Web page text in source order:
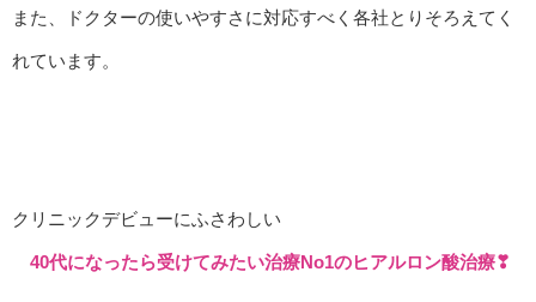
また、ドクターの使いやすさに対応すべく各社とりそろえてく
れています。
クリニックデビューにふさわしい
40代になったら受けてみたい治療No1のヒアルロン酸治療❣